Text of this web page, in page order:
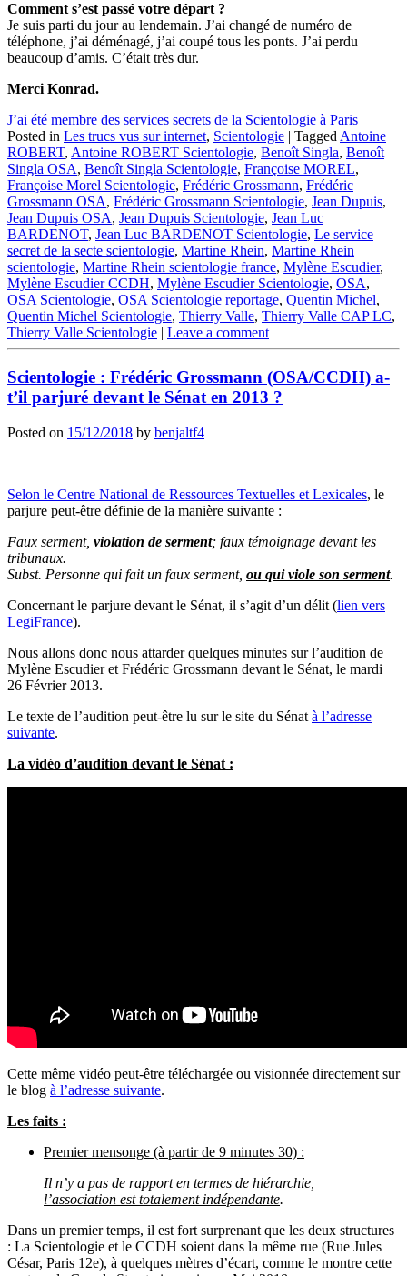
Comment s’est passé votre départ ?
Je suis parti du jour au lendemain. J’ai changé de numéro de
téléphone, j’ai déménagé, j’ai coupé tous les ponts. J’ai perdu
beaucoup d’amis. C’était très dur.
Merci Konrad.
J’ai été membre des services secrets de la Scientologie à Paris
Posted in Les trucs vus sur internet, Scientologie | Tagged Antoine
ROBERT, Antoine ROBERT Scientologie, Benoît Singla, Benoît
Singla OSA, Benoît Singla Scientologie, Françoise MOREL,
Françoise Morel Scientologie, Frédéric Grossmann, Frédéric
Grossmann OSA, Frédéric Grossmann Scientologie, Jean Dupuis,
Jean Dupuis OSA, Jean Dupuis Scientologie, Jean Luc
BARDENOT, Jean Luc BARDENOT Scientologie, Le service
secret de la secte scientologie, Martine Rhein, Martine Rhein
scientologie, Martine Rhein scientologie france, Mylène Escudier,
Mylène Escudier CCDH, Mylène Escudier Scientologie, OSA,
OSA Scientologie, OSA Scientologie reportage, Quentin Michel,
Quentin Michel Scientologie, Thierry Valle, Thierry Valle CAP LC,
Thierry Valle Scientologie | Leave a comment
Scientologie : Frédéric Grossmann (OSA/CCDH) a-
t’il parjuré devant le Sénat en 2013 ?
Posted on 15/12/2018 by benjaltf4
Selon le Centre National de Ressources Textuelles et Lexicales, le
parjure peut-être définie de la manière suivante :
Faux serment, violation de serment; faux témoignage devant les
tribunaux.
Subst. Personne qui fait un faux serment, ou qui viole son serment.
Concernant le parjure devant le Sénat, il s’agit d’un délit (lien vers
LegiFrance).
Nous allons donc nous attarder quelques minutes sur l’audition de
Mylène Escudier et Frédéric Grossmann devant le Sénat, le mardi
26 Février 2013.
Le texte de l’audition peut-être lu sur le site du Sénat à l’adresse
suivante.
La vidéo d’audition devant le Sénat :
Cette même vidéo peut-être téléchargée ou visionnée directement sur
le blog à l’adresse suivante.
Les faits :
Premier mensonge (à partir de 9 minutes 30) :
Il n’y a pas de rapport en termes de hiérarchie,
l’association est totalement indépendante.
Dans un premier temps, il est fort surprenant que les deux structures
: La Scientologie et le CCDH soient dans la même rue (Rue Jules
César, Paris 12e), à quelques mètres d’écart, comme le montre cette